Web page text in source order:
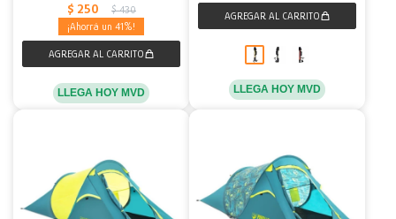
$ 250 $ 430
41
LLEGA HOY MVD LLEGA HOY MVD